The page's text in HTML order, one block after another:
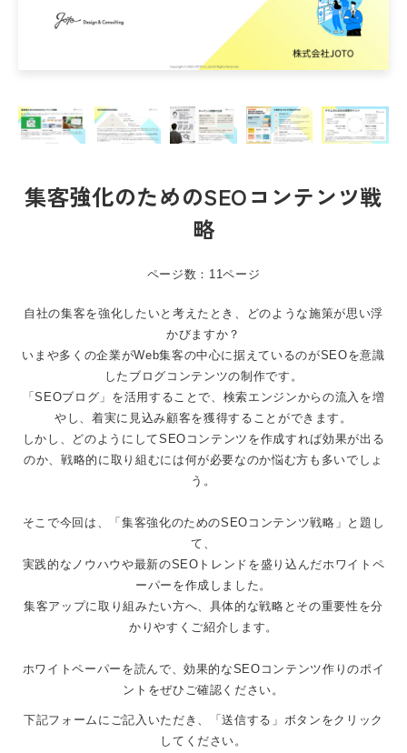
集客強化のためのSEOコンテンツ戦
略
ページ数：11ページ
自社の集客を強化したいと考えたとき、どのような施策が思い浮
かびますか？
いまや多くの企業がWeb集客の中心に据えているのがSEOを意識
したブログコンテンツの制作です。
「SEOブログ」を活用することで、検索エンジンからの流入を増
やし、着実に見込み顧客を獲得することができます。
しかし、どのようにしてSEOコンテンツを作成すれば効果が出る
のか、戦略的に取り組むには何が必要なのか悩む方も多いでしょ
う。
そこで今回は、「集客強化のためのSEOコンテンツ戦略」と題し
て、
実践的なノウハウや最新のSEOトレンドを盛り込んだホワイトペ
ーパーを作成しました。
集客アップに取り組みたい方へ、具体的な戦略とその重要性を分
かりやすくご紹介します。
ホワイトペーパーを読んで、効果的なSEOコンテンツ作りのポイ
ントをぜひご確認ください。
下記フォームにご記入いただき、
「送信する」ボタンをクリック
してください。